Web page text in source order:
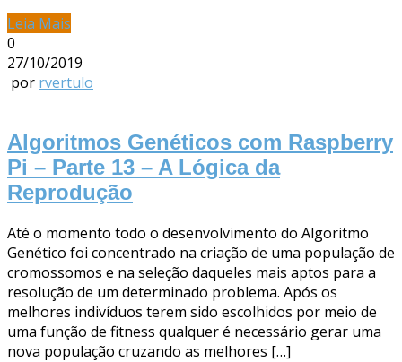
Leia Mais
0
27/10/2019
por rvertulo
Algoritmos Genéticos com Raspberry
Pi – Parte 13 – A Lógica da
Reprodução
Até o momento todo o desenvolvimento do Algoritmo
Genético foi concentrado na criação de uma população de
cromossomos e na seleção daqueles mais aptos para a
resolução de um determinado problema. Após os
melhores indivíduos terem sido escolhidos por meio de
uma função de fitness qualquer é necessário gerar uma
nova população cruzando as melhores […]